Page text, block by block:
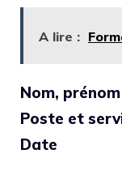
A lire :
Nom, prénom
Poste et
Date